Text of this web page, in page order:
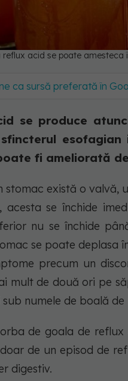
reflux acid se poate
ca sursă preferată în
se produce
esofagian
fi ameliorată
stomac există o valvă,
acesta se închide
nu se închide
se poate deplasa
precum un
mult de două ori pe
numele de boală
de goala de
de un episod de
digestiv.